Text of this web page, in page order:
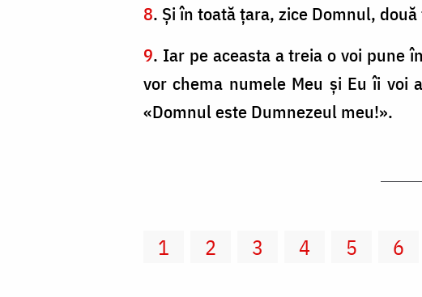
8. Şi în toată ţara, zice Domnul,
9. Iar pe aceasta a treia o voi pune
vor chema numele Meu şi Eu îi voi
«Domnul este Dumnezeul meu!».
1 2 3 4 5 6